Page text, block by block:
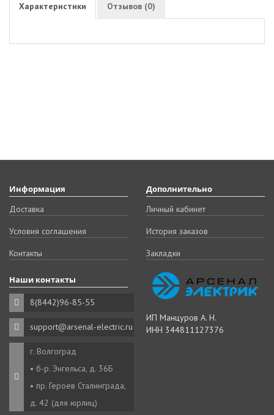
Характеристики Отзывов (0)
Информация
Доставка
Условия соглашения
Контакты
Дополнительно
Личный кабинет
История заказов
Закладки
Наши контакты
8(8442)96-85-55
support@arsenal-electric.ru
г. Волгоград
• б-р. Энгельса, д. 36Б
• пр. Героев Сталинграда,
д. 42 (для юрлиц)
ИП Манцуров А. Н.
ИНН 344811127376